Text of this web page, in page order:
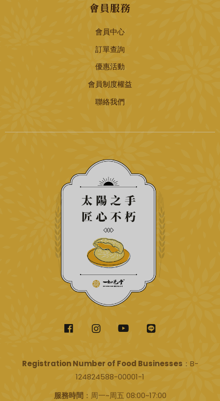
會員服務
會員中心
訂單查詢
優惠活動
會員制度權益
聯絡我們
Registration Number of Food Businesses ：B-
124824588-00001-1
服務時間 ：周一~周五 08:00~17:00